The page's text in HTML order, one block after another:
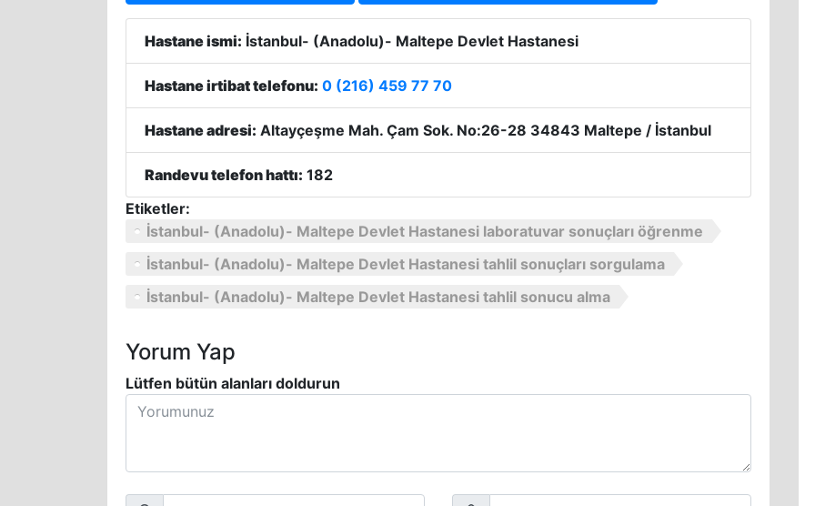
Hastane ismi: İstanbul- (Anadolu)- Maltepe Devlet Hastanesi
Hastane irtibat telefonu: 0 (216) 459 77 70
Hastane adresi: Altayçeşme Mah. Çam Sok. No:26-28 34843 Maltepe / İstanbul
Randevu telefon hattı: 182
Etiketler:
İstanbul- (Anadolu)- Maltepe Devlet Hastanesi laboratuvar sonuçları öğrenme
İstanbul- (Anadolu)- Maltepe Devlet Hastanesi tahlil sonuçları sorgulama
İstanbul- (Anadolu)- Maltepe Devlet Hastanesi tahlil sonucu alma
Yorum Yap
Lütfen bütün alanları doldurun